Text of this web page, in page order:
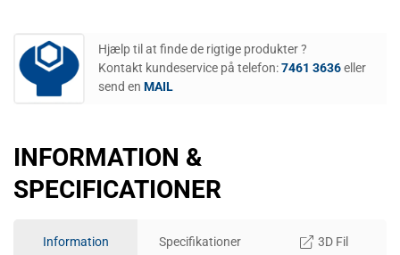
Hjælp til at finde de rigtige produkter ?
Kontakt kundeservice på telefon:7461 3636eller
send en MAIL
INFORMATION &
SPECIFICATIONER
Information Specifikationer 3D Fil